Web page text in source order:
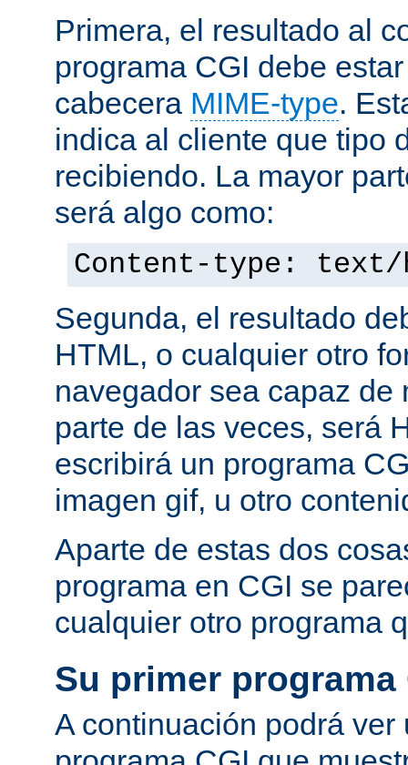
Primera, el resultado al
programa CGI debe
cabecera MIME-type.
indica al cliente que tipo
recibiendo. La mayor
será algo como:
Content-type: text/
Segunda, el resultado
HTML, o cualquier otro
navegador sea capaz de
parte de las veces, será
escribirá un programa
imagen gif, u otro
Aparte de estas dos
programa en CGI se
cualquier otro programa
Su primer programa
A continuación podrá ver